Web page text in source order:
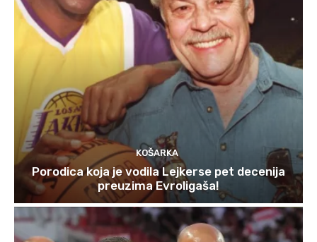
KOŠARKA
Porodica koja je vodila Lejkerse pet decenija
preuzima Evroligaša!